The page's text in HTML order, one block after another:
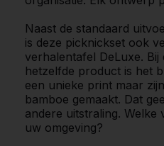
Naast de standaard
is deze picknickset ook
verhalentafel DeLuxe. Bij
hetzelfde product is het
een unieke print maar
bamboe gemaakt. Dat
andere uitstraling. Welke
uw omgeving?